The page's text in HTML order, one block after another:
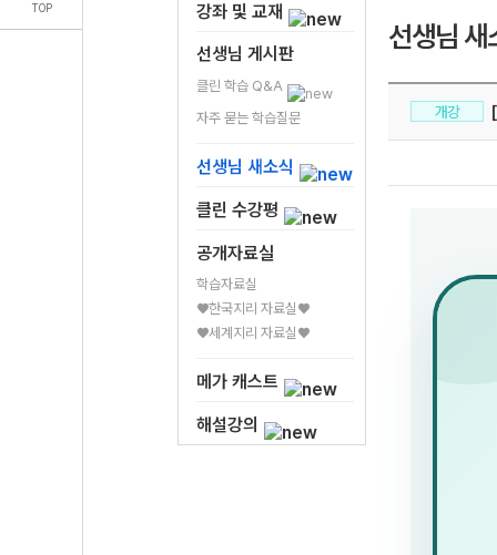
TOP
강좌 및 교재
선생님 게시판
클린 학습 Q&A
자주 묻는 학습질문
선생님 새소식
클린 수강평
공개자료실
학습자료실
♥한국지리 자료실♥
♥세계지리 자료실♥
메가 캐스트
해설강의
선생님 새
개강